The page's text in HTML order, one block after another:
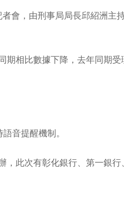
會，由刑事局局長邱紹洲主
期相比數據下降，去年同期
音提醒機制。
，此次有彰化銀行、第一銀